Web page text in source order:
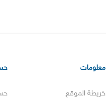
معلومات
خريطة الموقع